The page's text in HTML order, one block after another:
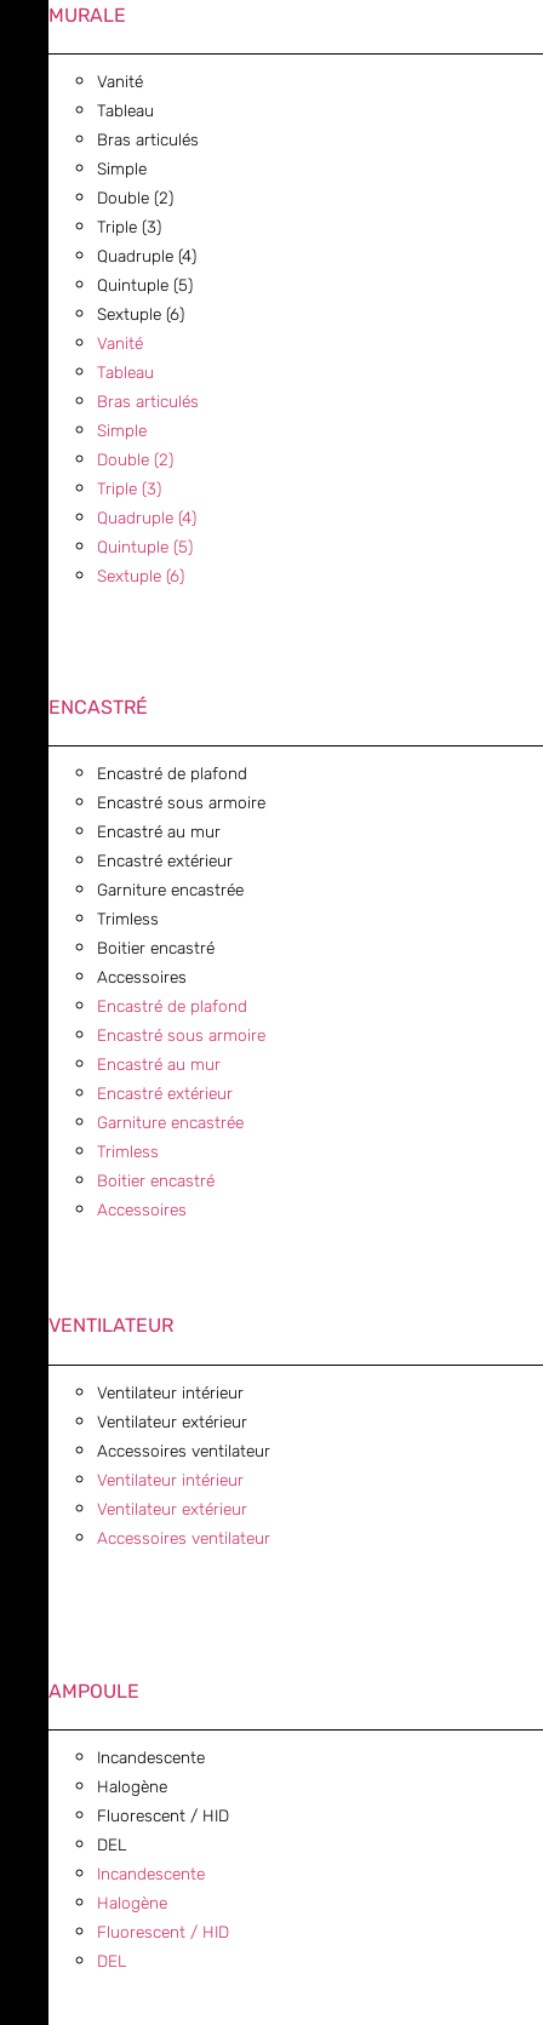
MURALE
Vanité
Tableau
Bras articulés
Simple
Double (2)
Triple (3)
Quadruple (4)
Quintuple (5)
Sextuple (6)
Vanité
Tableau
Bras articulés
Simple
Double (2)
Triple (3)
Quadruple (4)
Quintuple (5)
Sextuple (6)
ENCASTRÉ
Encastré de plafond
Encastré sous armoire
Encastré au mur
Encastré extérieur
Garniture encastrée
Trimless
Boitier encastré
Accessoires
Encastré de plafond
Encastré sous armoire
Encastré au mur
Encastré extérieur
Garniture encastrée
Trimless
Boitier encastré
Accessoires
VENTILATEUR
Ventilateur intérieur
Ventilateur extérieur
Accessoires ventilateur
Ventilateur intérieur
Ventilateur extérieur
Accessoires ventilateur
AMPOULE
Incandescente
Halogène
Fluorescent / HID
DEL
Incandescente
Halogène
Fluorescent / HID
DEL